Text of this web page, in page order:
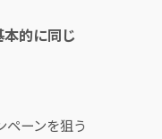
的に同じ
ーンを狙う